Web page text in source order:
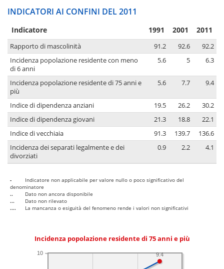
INDICATORI AI CONFINI DEL 2011
Indicatore 1991 2001 2011
Rapporto di mascolinità 91.2 92.6
92.2
Incidenza popolazione residente con meno
di 6 anni
5.6 5 6.3
Incidenza popolazione residente di 75 anni e
più
5.6 7.7 9.4
Indice di dipendenza anziani 19.5 26.2
30.2
Indice di dipendenza giovani
21.3 18.8
22.1
Indice di vecchiaia
91.3 139.7
136.6
Incidenza dei separati legalmente e dei
divorziati
0.9 2.2 4.1
-
Indicatore non applicabile per valore nullo o poco significativo del
denominatore
..
Dato non ancora disponibile
...
Dato non rilevato
....
La mancanza o esiguità del fenomeno rende i valori non significativi
Incidenza popolazione residente di 75 anni e più
10 9.4